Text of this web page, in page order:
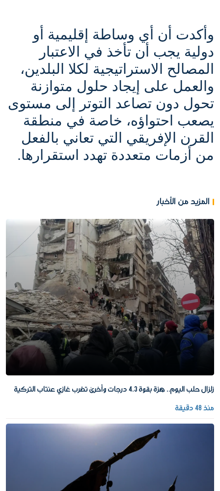
وأكدت أن أي وساطة إقليمية أو
دولية يجب أن تأخذ في الاعتبار
المصالح الاستراتيجية لكلا البلدين،
والعمل على إيجاد حلول متوازنة
تحول دون تصاعد التوتر إلى مستوى
يصعب احتواؤه، خاصة في منطقة
القرن الإفريقي التي تعاني بالفعل
من أزمات متعددة تهدد استقرارها.
المزيد من الأخبار
زلزال حلب اليوم.. هزة بقوة 4.3 درجات وأخرى تضرب غازي عنتاب التركية
منذ 48 دقيقة